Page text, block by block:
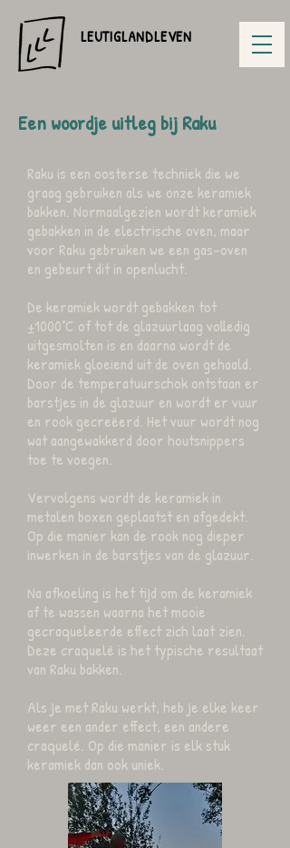
LEUTIGLANDLEVEN
Een woordje uitleg bij Raku
Raku is een oosterse techniek die we
graag gebruiken als we onze keramiek
bakken. Normaalgezien wordt keramiek
gebakken in de electrische oven, maar
voor Raku gebruiken we een gas-oven
en gebeurt dit in openlucht.
De keramiek wordt gebakken tot
±1000°C of tot de glazuurlaag volledig
uitgesmolten is en daarna wordt de
keramiek gloeiend uit de oven gehaald.
Door de temperatuurschok ontstaan er
barstjes in de glazuur en wordt er vuur
en rook gecreëerd. Het vuur wordt nog
wat aangewakkerd door houtsnippers
toe te voegen.
Vervolgens wordt de keramiek in
metalen boxen geplaatst en afgedekt.
Op die manier kan de rook nog dieper
inwerken in de barstjes van de glazuur.
Na afkoeling is het tijd om de keramiek
af te wassen waarna het mooie
gecraqueleerde effect zich laat zien.
Deze craquelé is het typische resultaat
van Raku bakken.
Als je met Raku werkt, heb je elke keer
weer een ander effect, een andere
craquelé. Op die manier is elk stuk
keramiek dan ook uniek.